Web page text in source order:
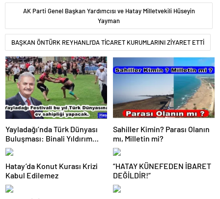
AK Parti Genel Başkan Yardımcısı ve Hatay Milletvekili Hüseyin
Yayman
BAŞKAN ÖNTÜRK REYHANLI’DA TİCARET KURUMLARINI ZİYARET ETTİ
Yayladağı’nda Türk Dünyası
Buluşması: Binali Yıldırım
Güreş Ağası Oldu
Sahiller Kimin? Parası Olanın
mı, Milletin mi?
Hatay’da Konut Kurası Krizi
Kabul Edilemez
“HATAY KÜNEFEDEN İBARET
DEĞİLDİR!”